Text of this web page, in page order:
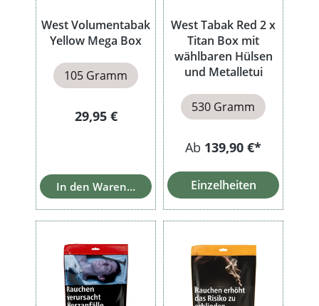
West Volumentabak
Yellow Mega Box
105 Gramm
Regulärer Preis:
29,95 €
In den Warenkorb
West Tabak Red 2 x
Titan Box mit
wählbaren Hülsen
und Metalletui
530 Gramm
Ab 139,90 €*
Einzelheiten